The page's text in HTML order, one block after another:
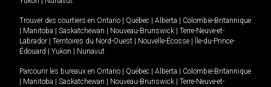
Trouver des courtiers en Ontario Québec Alberta
Colombie-Britannique
Manitoba Saskatchewan Nouveau-Brunswick
Terre-Neuve-et-
Labrador
Territoires du Nord-Ouest Nouvelle-Écosse
Île-du-Prince-
Édouard
Yukon Nunavut
Parcourir les bureaux en Ontario Québec Alberta
Colombie-Britannique
Manitoba Saskatchewan Nouveau-Brunswick
Terre-Neuve-et-